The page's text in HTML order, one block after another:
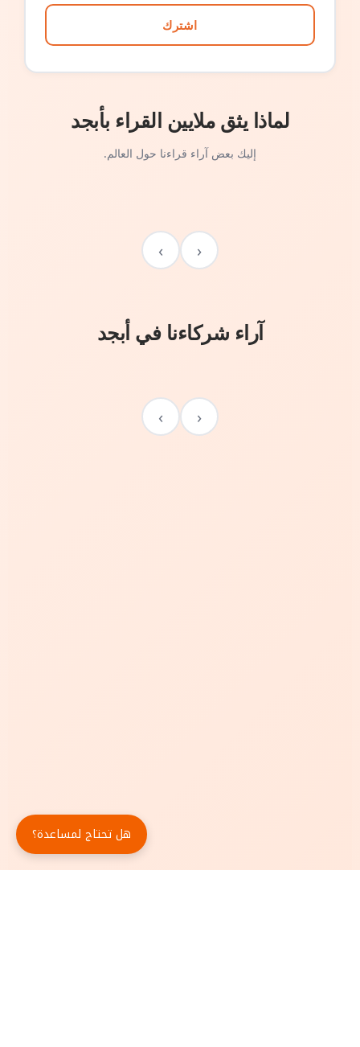
اشترك
لماذا يثق ملايين القراء بأبجد
إليك بعض آراء قراءنا حول العالم.
‹
›
آراء شركاءنا في أبجد
‹
›
هل تحتاج لمساعدة؟